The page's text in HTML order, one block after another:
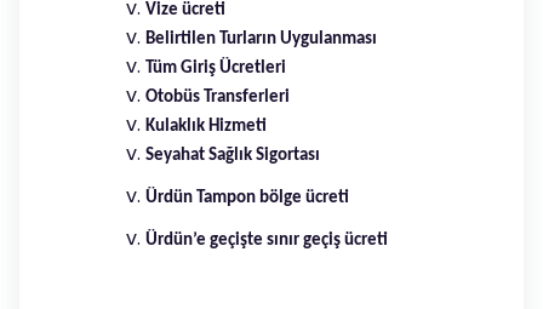
Vize ücreti
Belirtilen Turların Uygulanması
Tüm Giriş Ücretleri
Otobüs Transferleri
Kulaklık Hizmeti
Seyahat Sağlık Sigortası
Ürdün Tampon bölge ücreti
Ürdün’e geçişte sınır geçiş ücreti